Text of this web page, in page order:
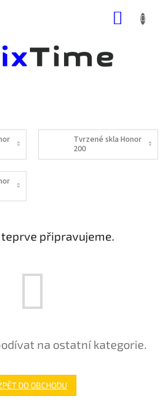
Tvrzené skla Honor
200
připravujeme.
na ostatní kategorie.
DO OBCHODU